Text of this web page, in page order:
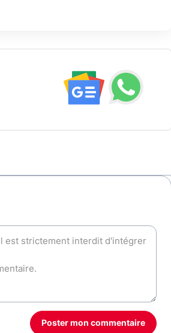
Poster mon commentaire